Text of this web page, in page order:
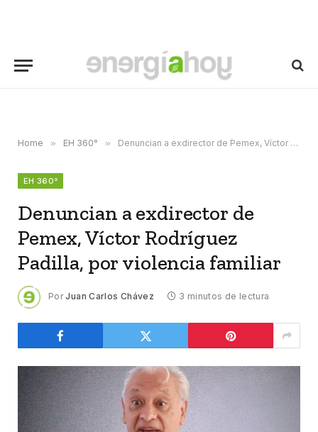
Home » EH 360° » Denuncian a exdirector de Pemex, Víctor Rodríguez Padilla, por violencia familiar
EH 360°
Denuncian a exdirector de
Pemex, Víctor Rodríguez
Padilla, por violencia familiar
Por Juan Carlos Chávez 3 minutos de lectura